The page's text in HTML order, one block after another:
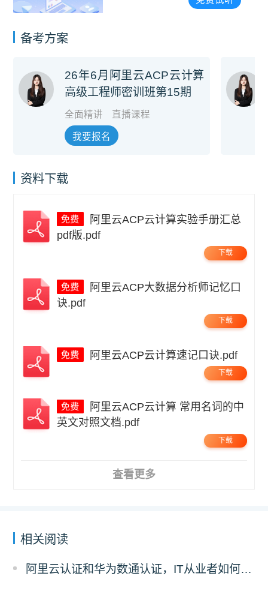
备考方案
26年6月阿里云ACP云计算
高级工程师密训班第15期
全面精讲 直播课程
我要报名
资料下载
pdf版.pdf
下载
诀.pdf
下载
阿里云ACP云计算速记口诀.pdf
下载
英文对照文档.pdf
下载
查看更多
相关阅读
阿里云认证和华为数通认证，IT从业者如何选择？